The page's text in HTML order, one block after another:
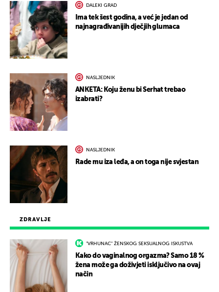
ZDRAVLJE
"VRHUNAC" ŽENSKOG SEKSUALNOG ISKUSTVA
Kako do vaginalnog orgazma? Samo 18 %
žena može ga doživjeti isključivo na ovaj
način
DALEKI GRAD
Ima tek šest godina, a već je jedan od
najnagrađivanijih dječjih glumaca
NASLJEDNIK
ANKETA: Koju ženu bi Serhat trebao
izabrati?
NASLJEDNIK
Rade mu iza leđa, a on toga nije svjestan